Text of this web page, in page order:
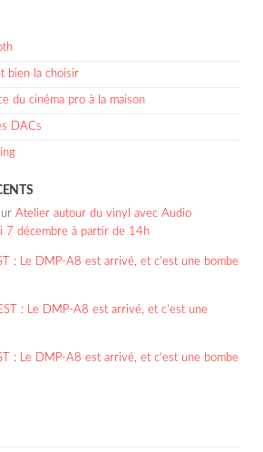
bien la choisir
du cinéma pro à la maison
DACs
Atelier autour du vinyl avec Audio
7 décembre à partir de 14h
: Le DMP-A8 est arrivé, et c’est une bombe
: Le DMP-A8 est arrivé, et c’est une
: Le DMP-A8 est arrivé, et c’est une bombe